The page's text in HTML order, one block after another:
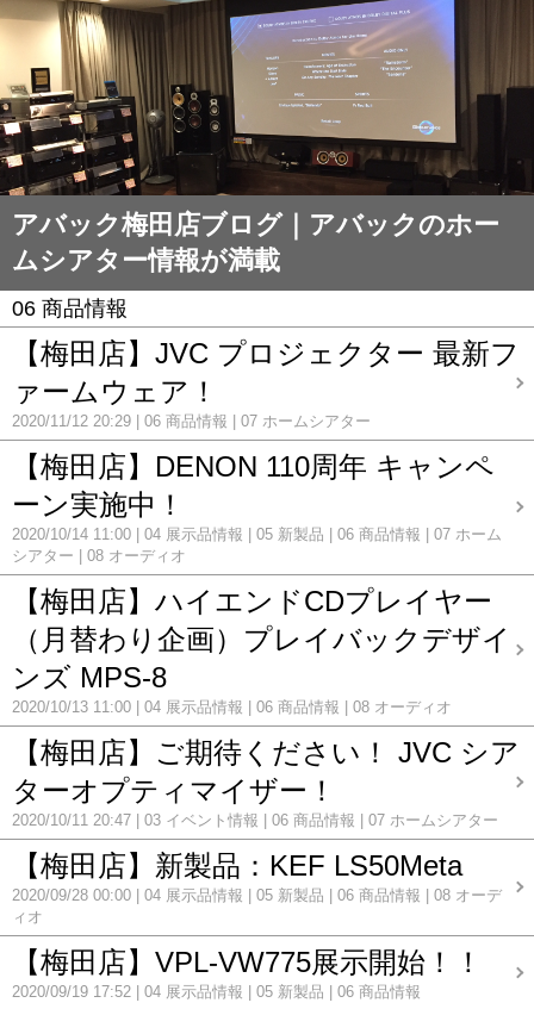
アバック梅田店ブログ｜アバックのホー
ムシアター情報が満載
06 商品情報
【梅田店】JVC プロジェクター 最新フ
ァームウェア！
2020/11/12 20:29 06 商品情報 07 ホームシアター
【梅田店】DENON 110周年 キャンペ
ーン実施中！
2020/10/14 11:00 04 展示品情報 05 新製品 06 商品情報
07 ホーム
シアター
08 オーディオ
【梅田店】ハイエンドCDプレイヤー
（月替わり企画）プレイバックデザイ
ンズ MPS-8
2020/10/13 11:00 04 展示品情報 06 商品情報 08 オーディオ
【梅田店】ご期待ください！ JVC シア
ターオプティマイザー！
2020/10/11 20:47 03 イベント情報 06 商品情報 07 ホームシアター
【梅田店】新製品：KEF LS50Meta
2020/09/28 00:00 04 展示品情報 05 新製品 06 商品情報
08 オーデ
ィオ
【梅田店】VPL-VW775展示開始！！
2020/09/19 17:52 04 展示品情報 05 新製品 06 商品情報